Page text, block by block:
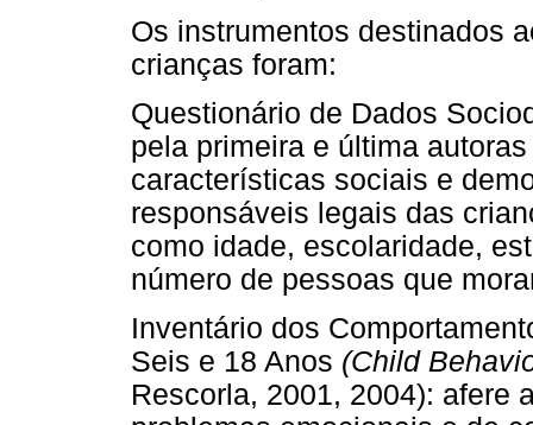
Os instrumentos destinados
crianças foram:
Questionário de Dados
pela primeira e última
características sociais e
responsáveis legais das
como idade, escolaridade,
número de pessoas que
Inventário dos
Seis e 18 Anos (Child
Rescorla, 2001, 2004): afere